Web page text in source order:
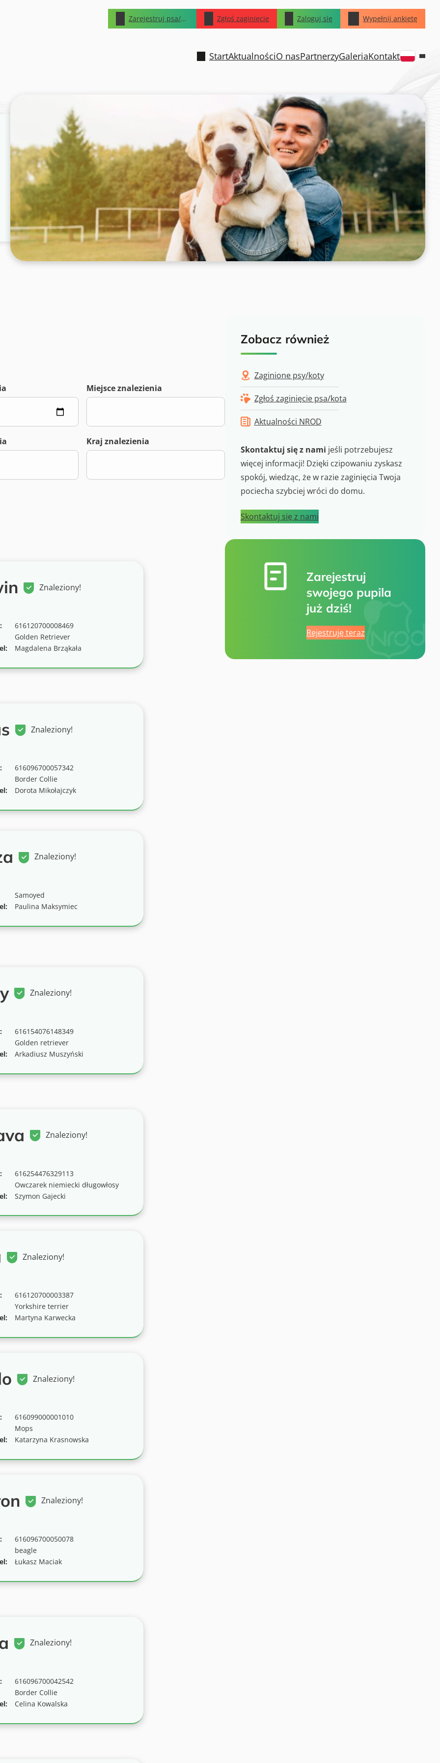
Zarejestruj psa/kota Zgłoś zaginięcie Zaloguj się Wypełnij ankietę
StartAktualnościO nasPartnerzyGaleriaKontakt
Miejsce znalezienia
Kraj znalezienia
Znaleziony!
616120700008469
Golden Retriever
Magdalena Brząkała
Znaleziony!
616096700057342
Border Collie
Dorota Mikołajczyk
Znaleziony!
Samoyed
Paulina Maksymiec
Znaleziony!
616154076148349
Golden retriever
Arkadiusz Muszyński
Znaleziony!
616254476329113
Owczarek niemiecki długowłosy
Szymon Gajecki
Znaleziony!
616120700003387
Yorkshire terrier
Martyna Karwecka
Znaleziony!
616099000001010
Mops
Katarzyna Krasnowska
Znaleziony!
616096700050078
beagle
Łukasz Maciak
Znaleziony!
616096700042542
Border Collie
Celina Kowalska
Zobacz również
Zaginione psy/koty
Zgłoś zaginięcie psa/kota
Aktualności NROD
Skontaktuj się z nami jeśli potrzebujesz
więcej informacji! Dzięki czipowaniu zyskasz
spokój, wiedząc, że w razie zaginięcia Twoja
pociecha szybciej wróci do domu.
Skontaktuj się z nami
Zarejestruj
swojego pupila
już dziś!
Rejestruję teraz